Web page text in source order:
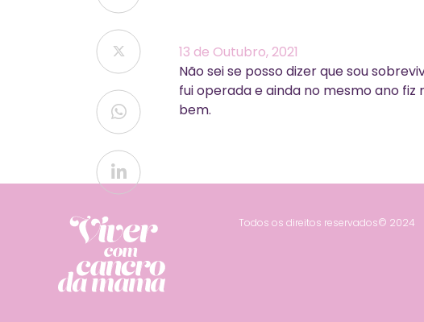
13 de Outubro, 2021
Não sei se posso dizer que sou
fui operada e ainda no mesmo ano
bem.
Todos os direitos reservados© 2024